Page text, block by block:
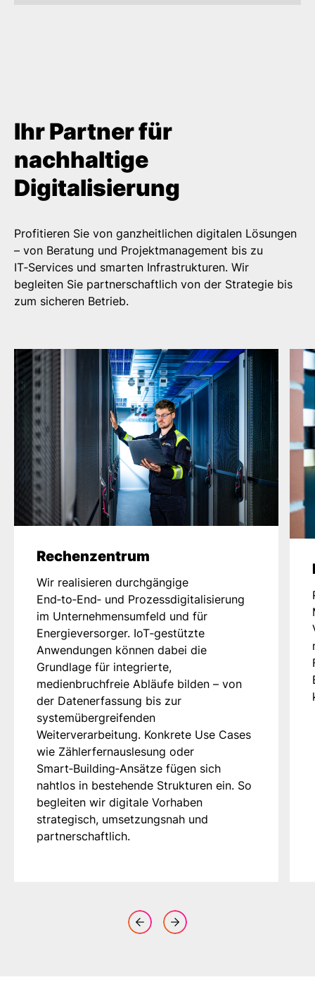
Ihr Partner für
nachhaltige
Digitalisierung
Profitieren Sie von ganzheitlichen digitalen Lösungen
– von Beratung und Projektmanagement bis zu
IT‑Services und smarten Infrastrukturen. Wir
begleiten Sie partnerschaftlich von der Strategie bis
zum sicheren Betrieb.
Rechenzentrum
Wir realisieren durchgängige
End‑to‑End‑ und Prozessdigitalisierung
im Unternehmensumfeld und für
Energieversorger. IoT‑gestützte
Anwendungen können dabei die
Grundlage für integrierte,
medienbruchfreie Abläufe bilden – von
der Datenerfassung bis zur
systemübergreifenden
Weiterverarbeitung. Konkrete Use Cases
wie Zählerfernauslesung oder
Smart‑Building‑Ansätze fügen sich
nahtlos in bestehende Strukturen ein. So
begleiten wir digitale Vorhaben
strategisch, umsetzungsnah und
partnerschaftlich.